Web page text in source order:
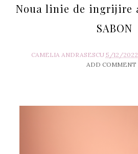
Noua linie de ingrijire
SABON
CAMELIA ANDRASESCU 5/12/2022
ADD COMMENT